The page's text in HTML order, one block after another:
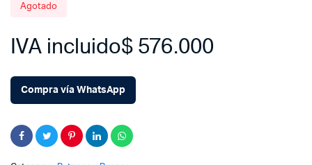
Agotado
$576.000
IVA incluido
Compra vía WhatsApp